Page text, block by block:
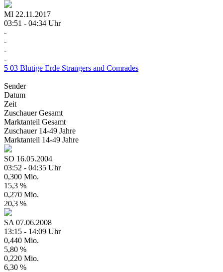
MI 22.11.2017
03:51 - 04:34 Uhr
-
-
-
-
5 03 Blutige Erde Strangers and Comrades
Sender
Datum
Zeit
ZuschauerGesamt
Marktanteil Gesamt
Zuschauer 14-49 Jahre
Marktanteil 14-49 Jahre
SO 16.05.2004
03:52 - 04:35 Uhr
0,300 Mio.
15,3 %
0,270 Mio.
20,3 %
SA 07.06.2008
13:15 - 14:09 Uhr
0,440 Mio.
5,80 %
0,220 Mio.
6,30 %